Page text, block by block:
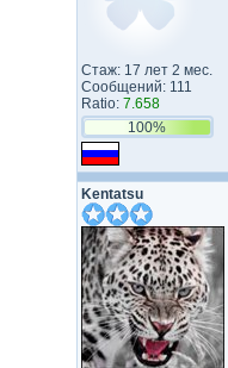
Стаж: 17 лет 2 мес.
Сообщений: 111
Ratio: 7.658
100%
Kentatsu